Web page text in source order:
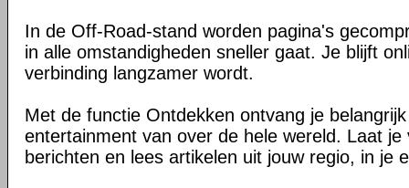
In de Off-Road-stand worden pagina's
in alle omstandigheden sneller gaat. Je blijft
verbinding langzamer wordt.
Met de functie Ontdekken ontvang je
entertainment van over de hele wereld. Laat je
berichten en lees artikelen uit jouw regio, in je